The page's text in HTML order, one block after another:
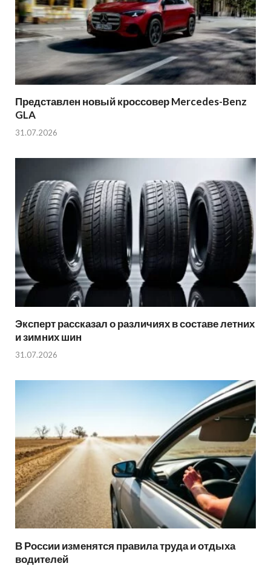
Представлен новый кроссовер Mercedes-Benz
GLA
31.07.2026
Эксперт рассказал о различиях в составе летних
и зимних шин
31.07.2026
В России изменятся правила труда и отдыха
водителей